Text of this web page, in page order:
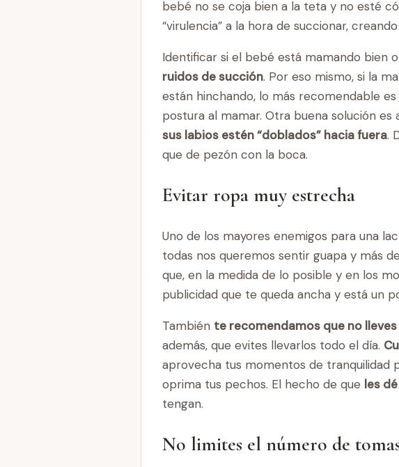
bebé no se coja bien a la teta y no esté
“virulencia” a la hora de succionar,
Identificar si el bebé está mamando bien
ruidos de succión. Por eso mismo, si la
están hinchando, lo más recomendable
postura al mamar. Otra buena solución
sus labios estén “doblados” hacia fuera.
que de pezón con la boca.
Evitar ropa muy estrecha
Uno de los mayores enemigos para una
todas nos queremos sentir guapa y más
que, en la medida de lo posible y en los
publicidad que te queda ancha y está un
También te recomendamos que no
además, que evites llevarlos todo el día.
aprovecha tus momentos de tranquilidad
oprima tus pechos. El hecho de que les
tengan.
No limites el número de